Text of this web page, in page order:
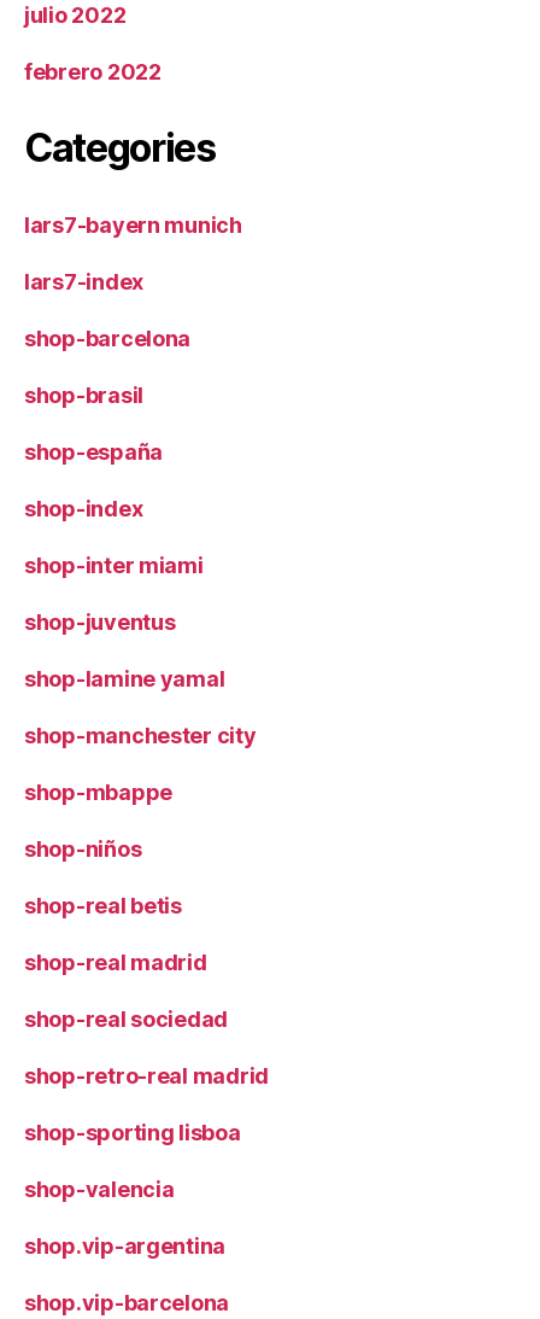
julio 2022
febrero 2022
Categories
lars7-bayern munich
lars7-index
shop-barcelona
shop-brasil
shop-españa
shop-index
shop-inter miami
shop-juventus
shop-lamine yamal
shop-manchester city
shop-mbappe
shop-niños
shop-real betis
shop-real madrid
shop-real sociedad
shop-retro-real madrid
shop-sporting lisboa
shop-valencia
shop.vip-argentina
shop.vip-barcelona